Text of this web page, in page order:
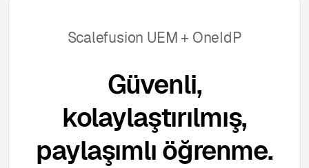
Scalefusion UEM + OneIdP
Güvenli,
kolaylaştırılmış,
paylaşımlı öğrenme.